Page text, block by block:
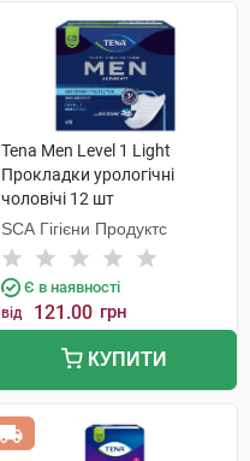
Tena Men Level 1 Light
Прокладки урологічні
чоловічі 12 шт
SCA Гігієни Продуктс
Є в наявності
від 121.00 грн
КУПИТИ